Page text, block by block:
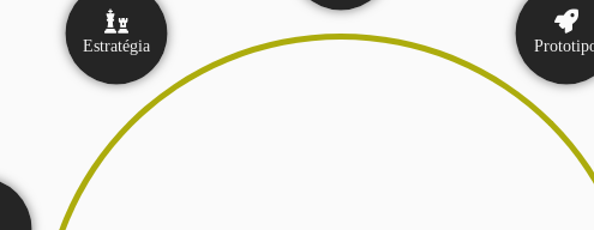
Estratégia